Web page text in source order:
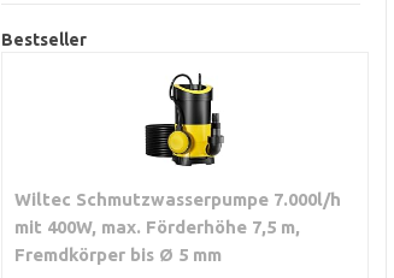
Bestseller
Wiltec Schmutzwasserpumpe 7.000l/h
mit 400W, max. Förderhöhe 7,5 m,
Fremdkörper bis Ø 5 mm